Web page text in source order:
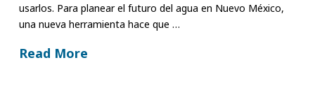
usarlos. Para planear el futuro del agua en Nuevo México,
una nueva herramienta hace que …
Read More